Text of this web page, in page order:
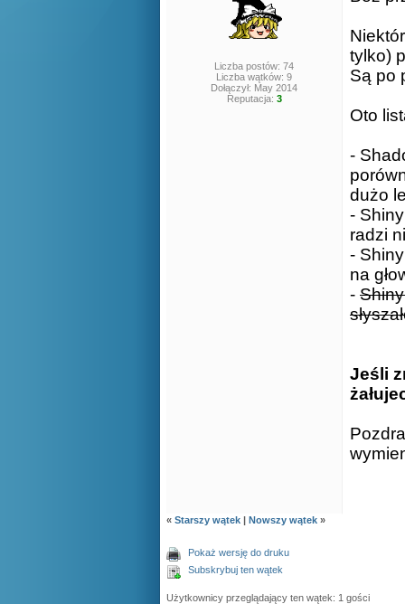
Liczba postów: 74
Liczba wątków: 9
Dołączył: May 2014
Reputacja: 3
tylko)
Są po
Oto
-
dużo
-
radzi
-
na
-
Jeśli
« Starszy wątek | Nowszy wątek »
Pokaż wersję do druku
Subskrybuj ten wątek
Użytkownicy przeglądający ten wątek: 1 gości